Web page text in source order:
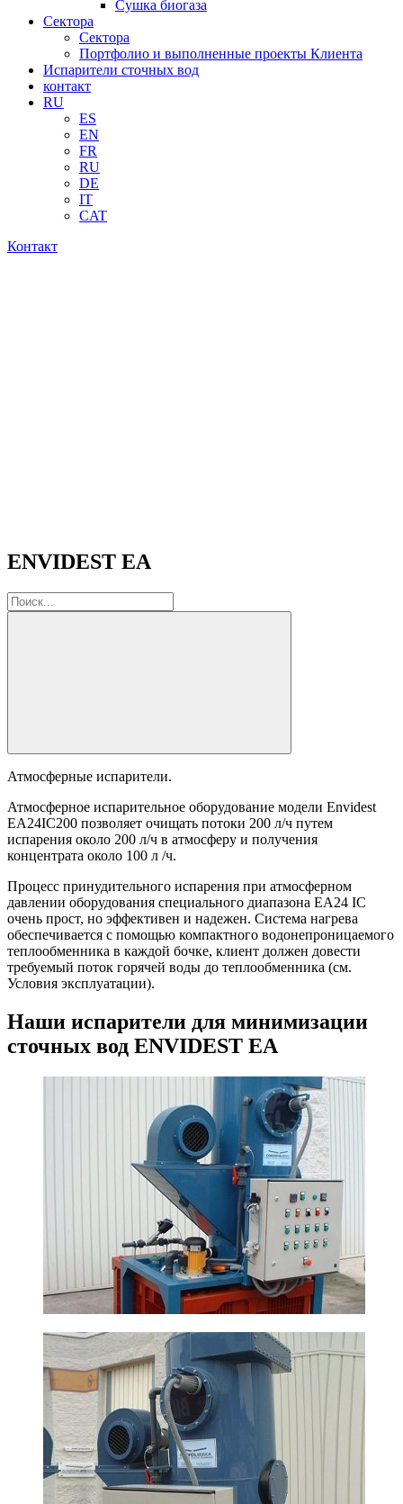
Сушка биогаза
Сектора
Сектора
Портфолио и выполненные проекты Клиента
Испарители сточных вод
контакт
RU
ES
EN
FR
RU
DE
IT
CAT
Контакт
ENVIDEST EA
Поиск:
Атмосферные испарители.
Атмосферное испарительное оборудование модели Envidest
EA24IC200 позволяет очищать потоки 200 л/ч путем
испарения около 200 л/ч в атмосферу и получения
концентрата около 100 л /ч.
Процесс принудительного испарения при атмосферном
давлении оборудования специального диапазона EA24 IC
очень прост, но эффективен и надежен. Система нагрева
обеспечивается с помощью компактного водонепроницаемого
теплообменника в каждой бочке, клиент должен довести
требуемый поток горячей воды до теплообменника (см.
Условия эксплуатации).
Наши испарители для минимизации
сточных вод ENVIDEST EA